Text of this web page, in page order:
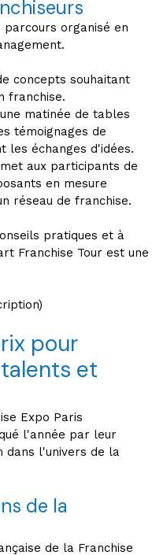
parcours organisé en
concepts souhaitant
franchise.
matinée de tables
témoignages de
les échanges d'idées.
aux participants de
en mesure
réseau de franchise.
pratiques et à
Franchise Tour est une
pour
et
Expo Paris
l'année par leur
dans l'univers de la
de la
de la Franchise